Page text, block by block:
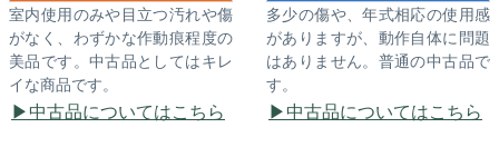
室内使用のみや目立つ汚れや傷
がなく、わずかな作動痕程度の
美品です。中古品としてはキレ
イな商品です。
中古品についてはこちら
多少の傷や、年式相応の使用感
がありますが、動作自体に問題
はありません。普通の中古品で
す。
中古品についてはこちら